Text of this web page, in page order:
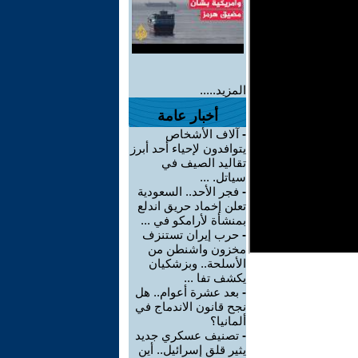
المزيد.....
أخبار عامة
- آلاف الأشخاص
يتوافدون لإحياء أحد أبرز
تقاليد الصيف في
سياتل. ...
- فجر الأحد.. السعودية
تعلن إخماد حريق اندلع
بمنشأة لأرامكو في ...
- حرب إيران تستنزف
مخزون واشنطن من
الأسلحة.. وبزشكيان
يكشف تفا ...
- بعد عشرة أعوام.. هل
نجح قانون الاندماج في
ألمانيا؟
- تصنيف عسكري جديد
يثير قلق إسرائيل.. أين